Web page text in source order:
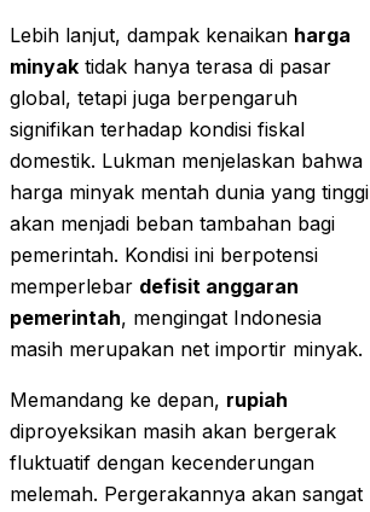
Lebih lanjut, dampak kenaikan harga
minyak tidak hanya terasa di pasar
global, tetapi juga berpengaruh
signifikan terhadap kondisi fiskal
domestik. Lukman menjelaskan bahwa
harga minyak mentah dunia yang tinggi
akan menjadi beban tambahan bagi
pemerintah. Kondisi ini berpotensi
memperlebar defisit anggaran
pemerintah, mengingat Indonesia
masih merupakan net importir minyak.
Memandang ke depan, rupiah
diproyeksikan masih akan bergerak
fluktuatif dengan kecenderungan
melemah. Pergerakannya akan sangat